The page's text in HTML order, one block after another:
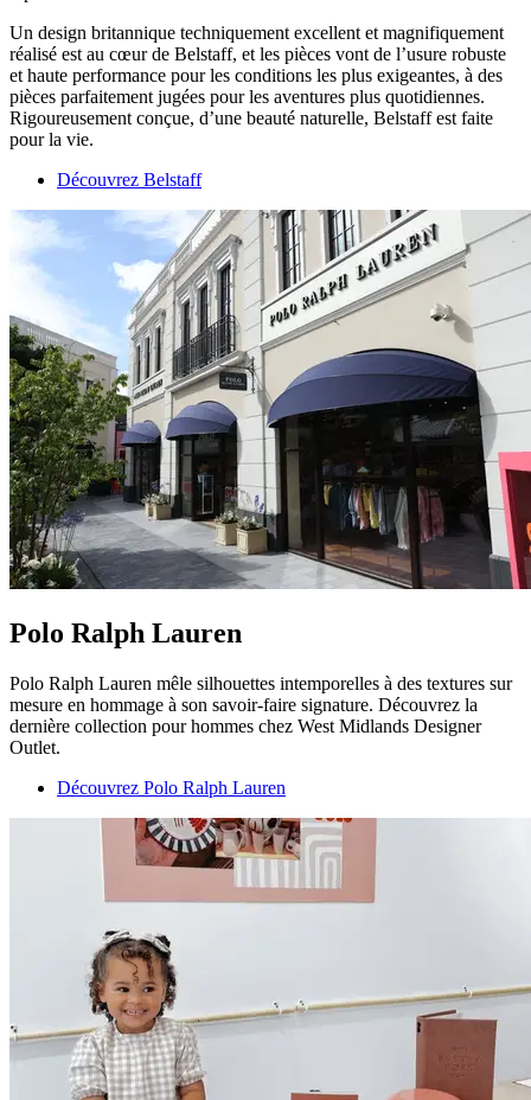
Un design britannique techniquement excellent et magnifiquement
réalisé est au cœur de Belstaff, et les pièces vont de l’usure robuste
et haute performance pour les conditions les plus exigeantes, à des
pièces parfaitement jugées pour les aventures plus quotidiennes.
Rigoureusement conçue, d’une beauté naturelle, Belstaff est faite
pour la vie.
Découvrez Belstaff
Polo Ralph Lauren
Polo Ralph Lauren mêle silhouettes intemporelles à des textures sur
mesure en hommage à son savoir-faire signature. Découvrez la
dernière collection pour hommes chez West Midlands Designer
Outlet.
Découvrez Polo Ralph Lauren